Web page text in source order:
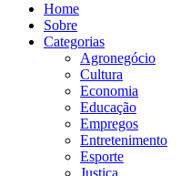
Home
Sobre
Categorias
Agronegócio
Cultura
Economia
Educação
Empregos
Entretenimento
Esporte
Justiça